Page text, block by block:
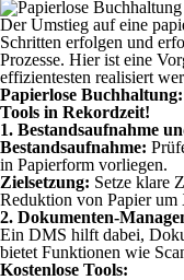
Der Umstieg auf eine
Schritten erfolgen und
Prozesse. Hier ist eine
effizientesten realisiert
Papierlose
Tools in Rekordzeit!
1. Bestandsaufnahme
Bestandsaufnahme:
in Papierform vorliegen.
Zielsetzung: Setze klare
Reduktion von Papier
2. Dokumenten-
Ein DMS hilft dabei,
bietet Funktionen wie
Kostenlose Tools: